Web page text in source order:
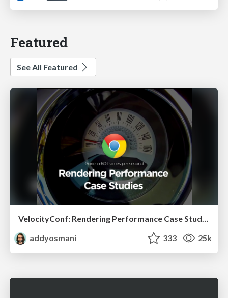
Featured
See All Featured
VelocityConf: Rendering Performance Case Studies
addyosmani
333 25k